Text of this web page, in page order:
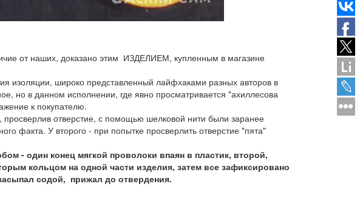
от наших, доказано этим ИЗДЕЛИЕМ, купленным в магазине
изоляции, широко представленный лайфхаками разных авторов в
но в данном исполнении, где явно просматривается "ахиллесова
к покупателю.
отверстие, с помощью шелковой нити были заранее
факта. У второго - при попытке просверлить отверстие "пята"
- один конец мягкой проволоки впаян в пластик, второй,
кольцом на одной части изделия, затем все зафиксировано
содой, прижал до отвердения.